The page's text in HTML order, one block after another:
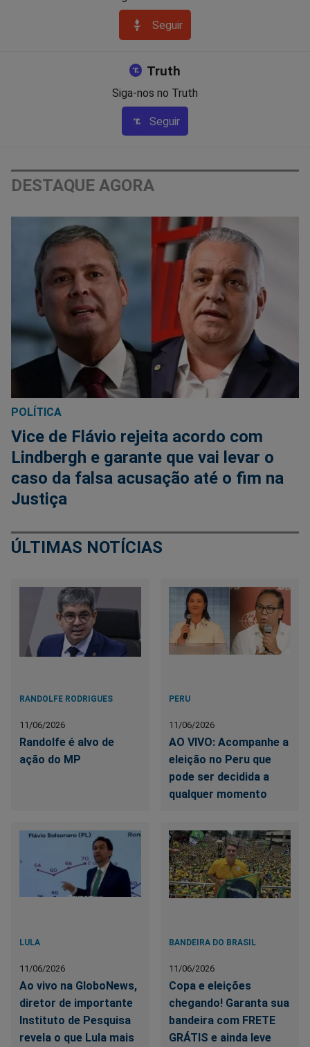
Seguir
Truth
Siga-nos no Truth
Seguir
DESTAQUE AGORA
POLÍTICA
Vice de Flávio rejeita acordo com
Lindbergh e garante que vai levar o
caso da falsa acusação até o fim na
Justiça
ÚLTIMAS NOTÍCIAS
RANDOLFE RODRIGUES
11/06/2026
Randolfe é alvo de
ação do MP
PERU
11/06/2026
AO VIVO: Acompanhe a
eleição no Peru que
pode ser decidida a
qualquer momento
LULA
11/06/2026
Ao vivo na GloboNews,
diretor de importante
Instituto de Pesquisa
revela o que Lula mais
BANDEIRA DO BRASIL
11/06/2026
Copa e eleições
chegando! Garanta sua
bandeira com FRETE
GRÁTIS e ainda leve